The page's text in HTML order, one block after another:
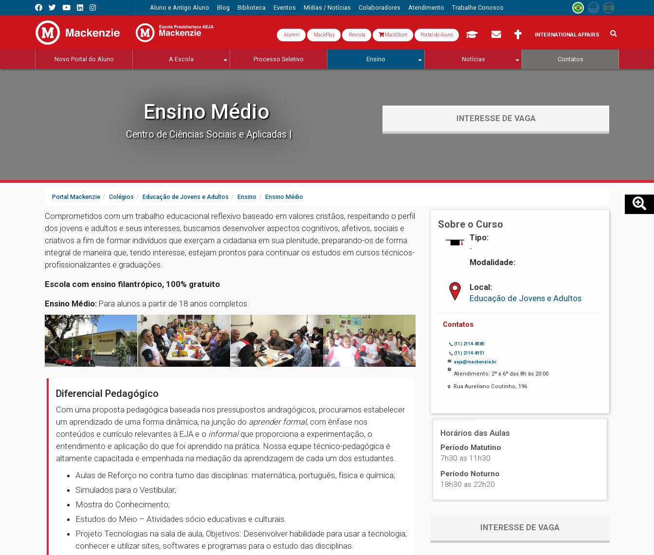
Aluno e Antigo Aluno Blog Biblioteca Eventos Mídias / Notícias Colaboradores Atendimento Trabalhe Conosco
Alumni MackPlay Revista MackStore Portal do Aluno INTERNATIONAL AFFAIRS
Novo Portal do Aluno A Escola Processo Seletivo Ensino Notícias Contatos
Ensino Médio
Centro de Ciências Sociais e Aplicadas
INTERESSE DE VAGA
Portal Mackenzie Colégios Educação de Jovens e Adultos Ensino Ensino Médio
Comprometidos com um trabalho educacional reflexivo baseado em valores cristãos, respeitando o perfil
dos jovens e adultos e seus interesses, buscamos desenvolver aspectos cognitivos, afetivos, sociais e
criativos a fim de formar indivíduos que exerçam a cidadania em sua plenitude, preparando-os de forma
integral de maneira que, tendo interesse, estejam prontos para continuar os estudos em cursos técnicos-
profissionalizantes e graduações.
Escola com ensino filantrópico, 100% gratuito
Ensino Médio: Para alunos a partir de 18 anos completos
Diferencial Pedagógico
Com uma proposta pedagógica baseada nos pressupostos andragógicos, procuramos estabelecer
um aprendizado de uma forma dinâmica, na junção do aprender formal, com ênfase nos
conteúdos e currículo relevantes à EJA e o informalque proporciona a experimentação, o
entendimento e aplicação do que foi aprendido na prática. Nossa equipe técnico-pedagógica é
altamente capacitada e empenhada na mediação da aprendizagem de cada um dos estudantes.
Aulas de Reforço no contra turno das disciplinas: matemática, português, física e química;
Simulados para o Vestibular;
Mostra do Conhecimento;
Estudos do Meio – Atividades sócio educativas e culturais.
Projeto Tecnologias na sala de aula, Objetivos: Desenvolver habilidade para usar a tecnologia;
conhecer e utilizar sites, softwares e programas para o estudo das disciplinas.
Sobre o Curso
Tipo:
-
Modalidade:
Local:
Educação de Jovens e Adultos
Contatos
(11) 2114-8585
(11) 2114-8151
aeja@mackenzie.br
Atendimento: 2ª a 6ª das 8h às 20:00
Rua Aureliano Coutinho, 196
Horários das Aulas
Período Matutino
7h30 as 11h30
Período Noturno
18h30 as 22h20
INTERESSE DE VAGA